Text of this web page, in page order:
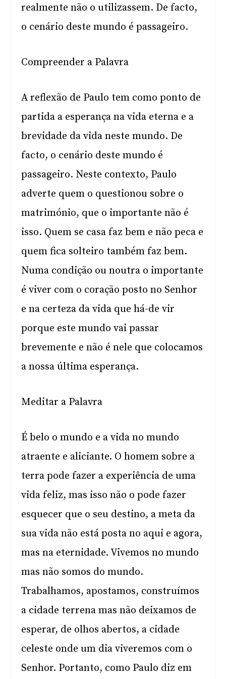
realmente não o utilizassem. De facto,
o cenário deste mundo é passageiro.
Compreender a Palavra
A reflexão de Paulo tem como ponto de
partida a esperança na vida eterna e a
brevidade da vida neste mundo. De
facto, o cenário deste mundo é
passageiro. Neste contexto, Paulo
adverte quem o questionou sobre o
matrimónio, que o importante não é
isso. Quem se casa faz bem e não peca e
quem fica solteiro também faz bem.
Numa condição ou noutra o importante
é viver com o coração posto no Senhor
e na certeza da vida que há-de vir
porque este mundo vai passar
brevemente e não é nele que colocamos
a nossa última esperança.
Meditar a Palavra
É belo o mundo e a vida no mundo
atraente e aliciante. O homem sobre a
terra pode fazer a experiência de uma
vida feliz, mas isso não o pode fazer
esquecer que o seu destino, a meta da
sua vida não está posta no aqui e agora,
mas na eternidade. Vivemos no mundo
mas não somos do mundo.
Trabalhamos, apostamos, construímos
a cidade terrena mas não deixamos de
esperar, de olhos abertos, a cidade
celeste onde um dia viveremos com o
Senhor. Portanto, como Paulo diz em